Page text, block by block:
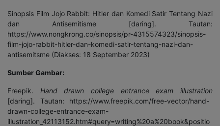
Sinopsis Film Jojo Rabbit: Hitler dan Komedi Satir Tentang Nazi
dan Antisemitisme [daring]. Tautan:
https://www.nongkrong.co/sinopsis/pr-4315574323/sinopsis-
film-jojo-rabbit-hitler-dan-komedi-satir-tentang-nazi-dan-
antisemitsme (Diakses: 18 September 2023)
Sumber Gambar:
Freepik. Hand drawn college entrance exam illustration
[daring]. Tautan: https://www.freepik.com/free-vector/hand-
drawn-college-entrance-exam-
illustration_42113152.htm#query=writing%20a%20book&positio